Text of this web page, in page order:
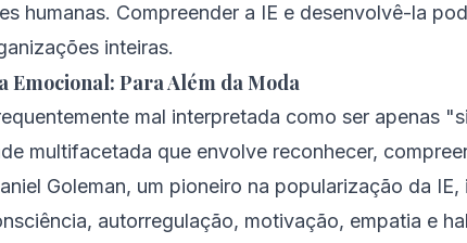
humanas. Compreender a IE e desenvolvê-la
inteiras.
Para Além da Moda
mal interpretada como ser apenas
multifacetada que envolve reconhecer,
Goleman, um pioneiro na popularização da
autorregulação, motivação, empatia e